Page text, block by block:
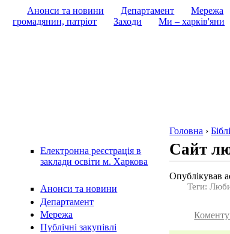
Анонси та новини Департамент Мережа
громадянин, патріот
Заходи Ми – харків'яни
Електронна реєстрація в
заклади освіти м. Харкова
Анонси та новини
Департамент
Мережа
Публічні закупівлі
Головна ›
Сайт
Опублікував
Теги: